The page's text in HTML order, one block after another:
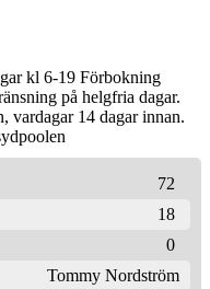
kl 6-19 Förbokning
på helgfria dagar.
vardagar 14 dagar innan.
72
18
0
Tommy Nordström